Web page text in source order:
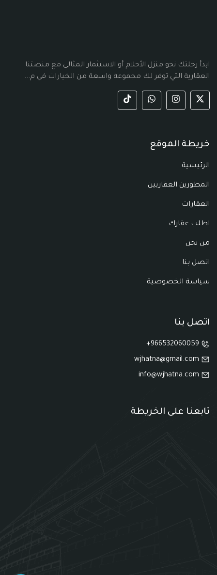
ابدأ رحلتك نحو منزل الأحلام أو الاستثمار المثالي مع منصتنا
العقارية التي توفر لك مجموعة واسعة من الخيارات في م...
خريطة الموقع
الرئيسية
المطورين العقاريين
العقارات
اطلب عقارك
من نحن
اتصل بنا
سياسة الخصوصية
اتصل بنا
تابعنا على الخريطة